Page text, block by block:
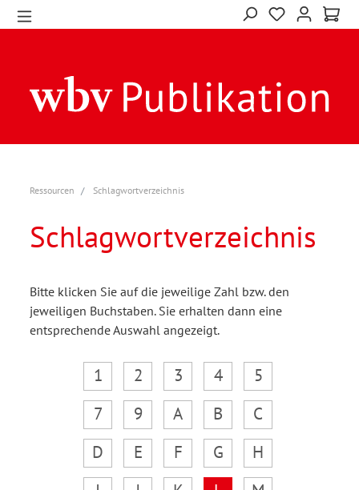
Ressourcen Schlagwortverzeichnis
Schlagwortverzeichnis
Bitte klicken Sie auf die jeweilige Zahl bzw. den
jeweiligen Buchstaben. Sie erhalten dann eine
entsprechende Auswahl angezeigt.
1 2 3 4
5
7
9 A B
C
D
E F G
H